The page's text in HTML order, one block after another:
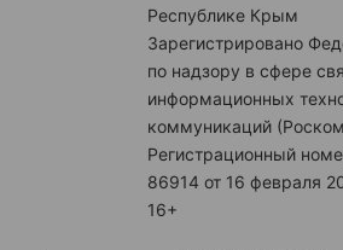
Республике Крым
Зарегистрировано
по надзору в сфере
информационных
коммуникаций
Регистрационный
86914 от 16 февраля
16+